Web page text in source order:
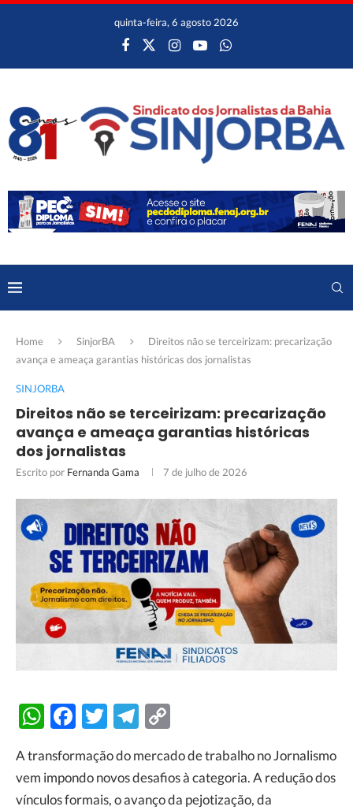
quinta-feira, 6 agosto 2026
Home SinjorBA
Direitos não se terceirizam: precarização
avança e ameaça garantias históricas dos jornalistas
SINJORBA
Direitos não se terceirizam: precarização
avança e ameaça garantias históricas
dos jornalistas
Escrito por Fernanda Gama 7 de julho de 2026
WhatsApp
Facebook
TwitterTelegram
A transformação do mercado de trabalho no Jornalismo
vem impondo novos desafios à categoria. A redução dos
vínculos formais, o avanço da pejotização, da